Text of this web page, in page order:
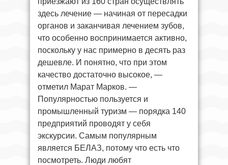
здесь лечение — начиная от пересадки
органов и заканчивая лечением зубов,
что особенно воспринимается активно,
поскольку у нас примерно в десять раз
дешевле. И понятно, что при этом
качество достаточно высокое, —
отметил Марат Марков. —
Популярностью пользуется и
промышленный туризм — порядка 140
предприятий проводят у себя
экскурсии. Самым популярным
является БЕЛАЗ, потому что есть что
посмотреть. Люди любят